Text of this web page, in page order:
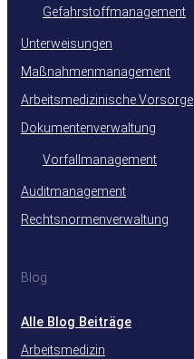
Gefahrstoffmanagement
Unterweisungen
Maßnahmenmanagement
Arbeitsmedizinische Vorsorge
Dokumentenverwaltung
Vorfallmanagement
Auditmanagement
Rechtsnormenverwaltung
Blog
Alle Blog Beiträge
Arbeitsmedizin